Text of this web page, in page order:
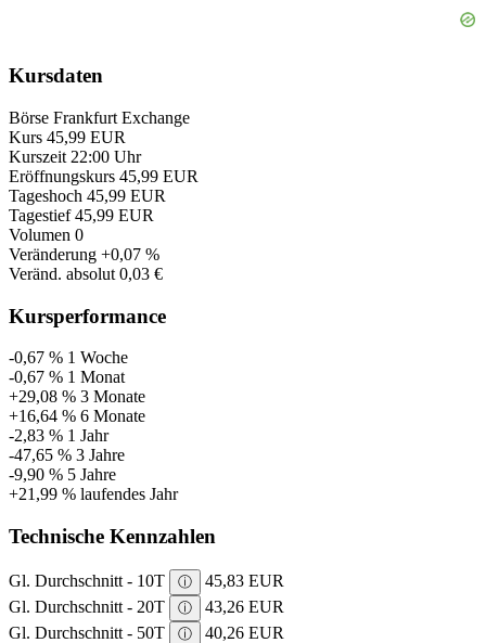
Kursdaten
Börse Frankfurt Exchange
Kurs 45,99 EUR
Kurszeit 22:00 Uhr
Eröffnungskurs 45,99 EUR
Tageshoch 45,99 EUR
Tagestief 45,99 EUR
Volumen 0
Veränderung +0,07 %
Veränd. absolut 0,03 €
Kursperformance
-0,67 % 1 Woche
-0,67 % 1 Monat
+29,08 % 3 Monate
+16,64 % 6 Monate
-2,83 % 1 Jahr
-47,65 % 3 Jahre
-9,90 % 5 Jahre
+21,99 % laufendes Jahr
Technische Kennzahlen
Gl. Durchschnitt - 10T ⓘ
45,83 EUR
Gl. Durchschnitt - 20T
ⓘ
43,26 EUR
Gl. Durchschnitt - 50T
ⓘ
40,26 EUR